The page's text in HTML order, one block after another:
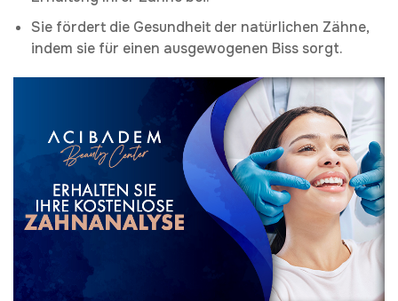
Sie fördert die Gesundheit der natürlichen Zähne,
indem sie für einen ausgewogenen Biss sorgt.